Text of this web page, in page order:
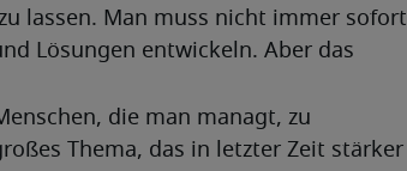
lassen. Man muss nicht immer sofort
Lösungen entwickeln. Aber das
die man managt, zu
Thema, das in letzter Zeit stärker